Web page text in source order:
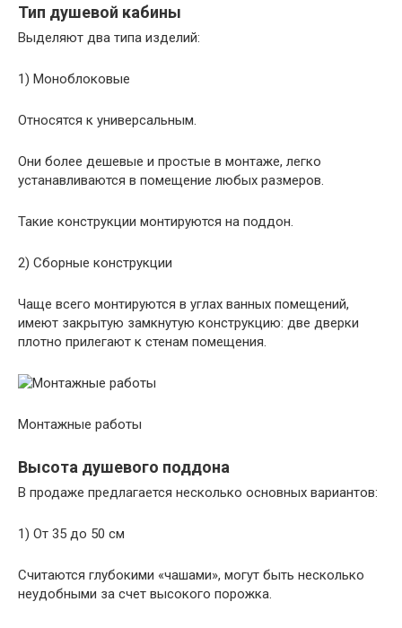
Тип душевой кабины
Выделяют два типа изделий:
1) Моноблоковые
Относятся к универсальным.
Они более дешевые и простые в монтаже, легко
устанавливаются в помещение любых размеров.
Такие конструкции монтируются на поддон.
2) Сборные конструкции
Чаще всего монтируются в углах ванных помещений,
имеют закрытую замкнутую конструкцию: две дверки
плотно прилегают к стенам помещения.
Монтажные работы
Высота душевого поддона
В продаже предлагается несколько основных вариантов:
1) От 35 до 50 см
Считаются глубокими «чашами», могут быть несколько
неудобными за счет высокого порожка.